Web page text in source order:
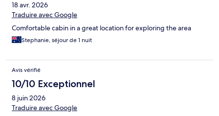
18 avr. 2026
Traduire avec Google
Comfortable cabin in a great location for exploring the area
Stephanie, séjour de 1 nuit
Avis vérifié
10/10 Exceptionnel
8 juin 2026
Traduire avec Google